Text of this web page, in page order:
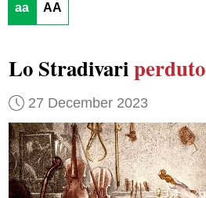
aa AA
Lo Stradivariperduto
27 December 2023